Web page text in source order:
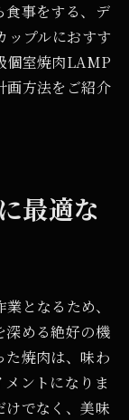
食事をする、デ
ップルにおすす
個室焼肉LAMP
画方法をご紹介
最適な
となるため、
深める絶好の機
た焼肉は、味わ
ントになりま
けでなく、美味